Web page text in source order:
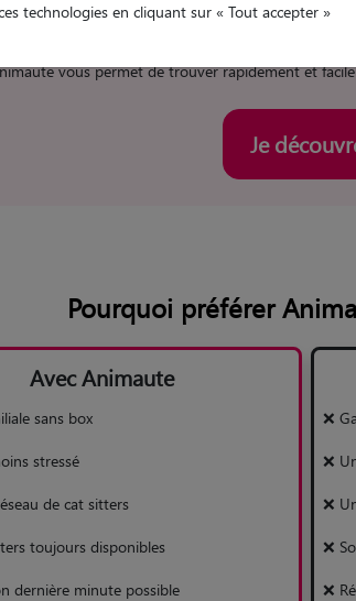
Testez Animaute pour la
vous permet de trouver rapidement et
Je
Pourquoi préférer
Avec Animaute
sans box
stressé
de cat sitters
toujours disponibles
dernière minute possible
❌
❌
❌
❌
❌
technologies en cliquant sur « Tout accepter »